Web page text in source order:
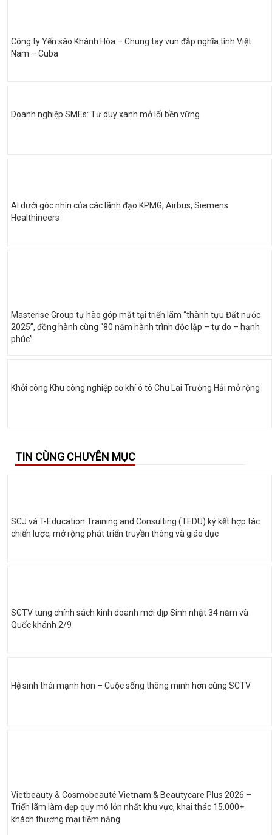
Công ty Yến sào Khánh Hòa – Chung tay vun đắp nghĩa tình Việt
Nam – Cuba
Doanh nghiệp SMEs: Tư duy xanh mở lối bền vững
AI dưới góc nhìn của các lãnh đạo KPMG, Airbus, Siemens
Healthineers
Masterise Group tự hào góp mặt tại triển lãm “thành tựu Đất nước
2025”, đồng hành cùng “80 năm hành trình độc lập – tự do – hạnh
phúc”
Khởi công Khu công nghiệp cơ khí ô tô Chu Lai Trường Hải mở rộng
TIN CÙNG CHUYÊN MỤC
SCJ và T-Education Training and Consulting (TEDU) ký kết hợp tác
chiến lược, mở rộng phát triển truyền thông và giáo dục
SCTV tung chính sách kinh doanh mới dịp Sinh nhật 34 năm và
Quốc khánh 2/9
Hệ sinh thái mạnh hơn – Cuộc sống thông minh hơn cùng SCTV
Vietbeauty & Cosmobeauté Vietnam & Beautycare Plus 2026 –
Triển lãm làm đẹp quy mô lớn nhất khu vực, khai thác 15.000+
khách thương mại tiềm năng